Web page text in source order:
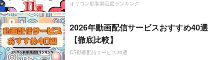
オリコン顧客満足度ランキング
2026年動画配信サービスおすすめ40選
【徹底比較】
CS動画配信サービス20選